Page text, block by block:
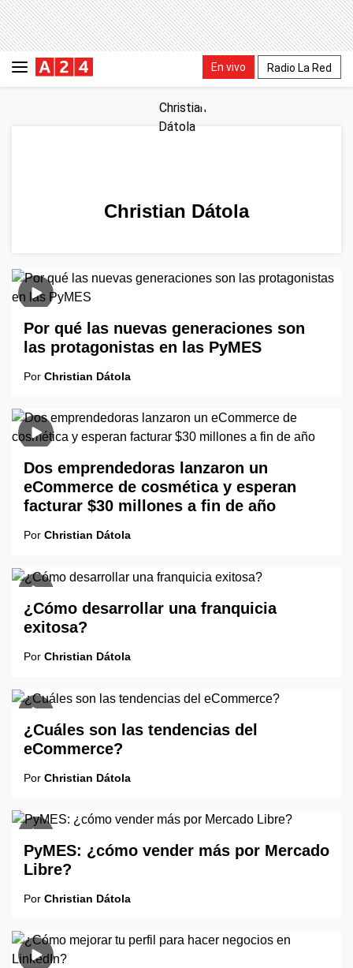
En vivo Radio La Red
Christian Dátola
Por qué las nuevas generaciones son
las protagonistas en las PyMES
Por Christian Dátola
Dos emprendedoras lanzaron un
eCommerce de cosmética y esperan
facturar $30 millones a fin de año
Por Christian Dátola
¿Cómo desarrollar una franquicia
exitosa?
Por Christian Dátola
¿Cuáles son las tendencias del
eCommerce?
Por Christian Dátola
PyMES: ¿cómo vender más por Mercado
Libre?
Por Christian Dátola